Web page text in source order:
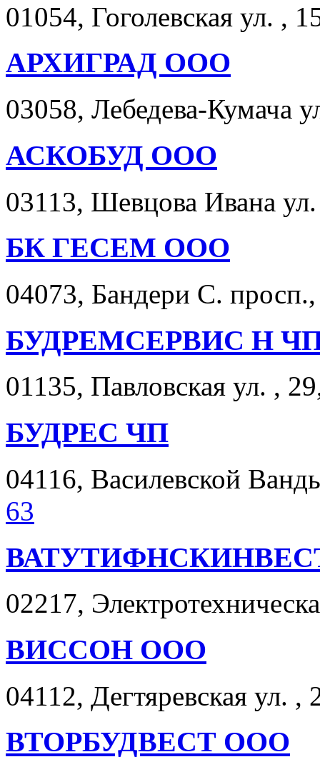
01054, Гоголевская ул. ,
АРХИГРАД ООО
03058, Лебедева-Кумача
АСКОБУД ООО
03113, Шевцова Ивана
БК ГЕСЕМ ООО
04073, Бандери С.
БУДРЕМСЕРВИС Н
01135, Павловская ул. ,
БУДРЕС ЧП
04116, Василевской
63
02217,
ВИССОН ООО
04112, Дегтяревская ул. ,
ВТОРБУДВЕСТ ООО